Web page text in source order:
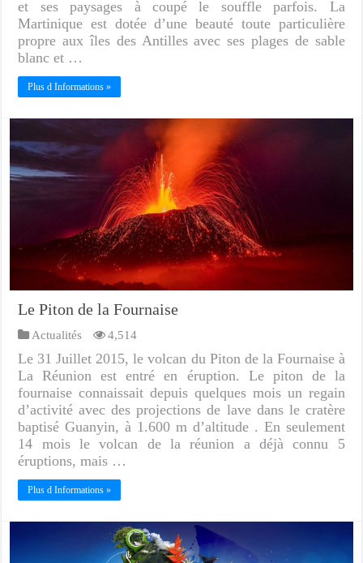
et ses paysages à coupé le souffle parfois. La
Martinique est dotée d’une beauté toute particulière
propre aux îles des Antilles avec ses plages de sable
blanc et …
Plus d Informations »
Le Piton de la Fournaise
Actualités 4,514
Le 31 Juillet 2015, le volcan du Piton de la Fournaise à
La Réunion est entré en éruption. Le piton de la
fournaise connaissait depuis quelques mois un regain
d’activité avec des projections de lave dans le cratère
baptisé Guanyin, à 1.600 m d’altitude . En seulement
14 mois le volcan de la réunion a déjà connu 5
éruptions, mais …
Plus d Informations »